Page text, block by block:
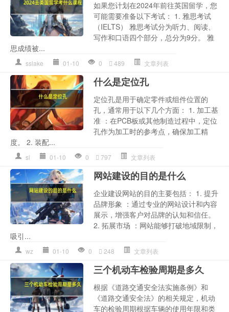
如果您计划在2024年前往英国留学，您
可能需要准备以下考试： 1. 雅思考试
（IELTS） 雅思考试分为听力、阅读、
写作和口语四个部分，总分为9分。 雅
思成绩被...
sslake 01-10 0 489 文章列表
什么是定位孔
定位孔是用于确定零件或组件位置的
孔，通常用于以下几个方面： 1. 加工基
准 ：在PCB板或其他制造过程中，定位
孔作为加工时的参考点，确保加工精
度。 2. 装配...
sl 01-10 0 797 文章列表
网站建设的目的是什么
企业建设网站的目的主要包括： 1. 提升
品牌形象 ：通过专业的网站设计和内容
展示，增强客户对品牌的认知和信任。
2. 拓展市场 ：网站能够打破地域限制，
吸引...
wz 01-10 0 248 文章列表
三个机动车检验周期是多久
根据《道路交通安全法实施条例》和
《道路交通安全法》的相关规定，机动
车的检验周期根据车辆的使用年限和类